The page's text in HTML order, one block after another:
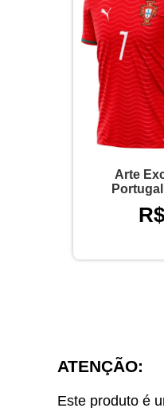
Arte
ATENÇÃO:
Este produto é